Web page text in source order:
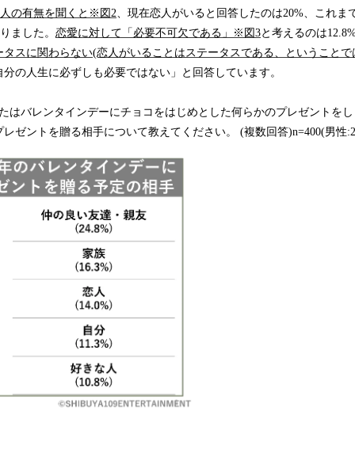
の有無を聞くと※図2、現在恋人がいると回答したのは20%、これま
ました。 恋愛に対して「必要不可欠である」※図3と考えるのは12.8%
タスに関わらない(恋人がいることはステータスである、ということ
分の人生に必ずしも必要ではない」と回答しています。
はバレンタインデーにチョコをはじめとした何らかのプレゼントをし
レゼントを贈る相手について教えてください。 (複数回答)n=400(男性